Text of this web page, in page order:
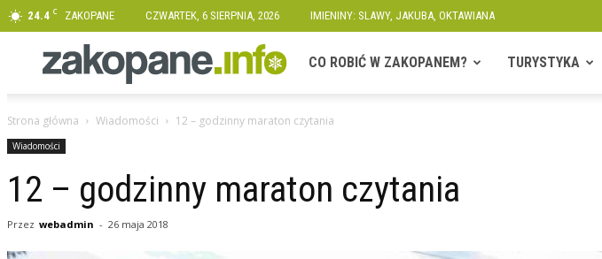
24.4 C ZAKOPANE CZWARTEK, 6 SIERPNIA, 2026 IMIENINY: SLAWY, JAKUBA, OKTAWIANA
Zakopane.info
CO ROBIĆ W ZAKOPANEM? TURYSTYKA
Strona główna Wiadomości 12 – godzinny maraton czytania
Wiadomości
12 – godzinny maraton czytania
Przez webadmin - 26 maja 2018